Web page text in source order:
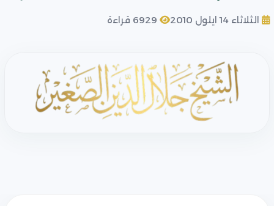
الثلاثاء 14 ايلول 2010